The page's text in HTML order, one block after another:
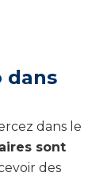
dans
dans le
sont
des